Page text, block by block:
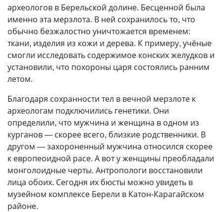
археологов в Берельской долине. Бесценной была
именно эта мерзлота. В ней сохранилось то, что
обычно безжалостно уничтожается временем:
ткани, изделия из кожи и дерева. К примеру, учёные
смогли исследовать содержимое конских желудков и
установили, что похороны царя состоялись ранним
летом.
Благодаря сохранности тел в вечной мерзлоте к
археологам подключились генетики. Они
определили, что мужчина и женщина в одном из
курганов — скорее всего, близкие родственники. В
другом — захороненный мужчина относился скорее
к европеоидной расе. А вот у женщины преобладали
монголоидные черты. Антропологи восстановили
лица обоих. Сегодня их бюсты можно увидеть в
музейном комплексе Берели в Катон-Карагайском
районе.